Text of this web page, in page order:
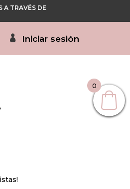
A TRAVÉS DE
Iniciar sesión
0